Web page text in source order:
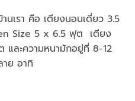
นเรา คือ เตียงนอนเดี่ยว 3.5
Size 5 x 6.5 ฟุต เตียง
ละความหนามักอยู่ที่ 8-12
ย อาทิ